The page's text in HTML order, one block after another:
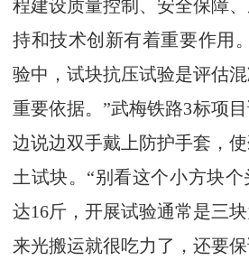
程建设质量控制、安全保障
持和技术创新有着重要作用
验中，试块抗压试验是评估
重要依据。”武梅铁路3标项
边说边双手戴上防护手套，
土试块。“别看这个小方块
达16斤，开展试验通常是三
来光搬运就很吃力了，还要